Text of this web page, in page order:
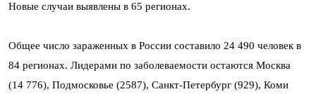
Новые случаи выявлены в 65 регионах.
Общее число зараженных в России составило 24 490 человек в
84 регионах. Лидерами по заболеваемости остаются Москва
(14 776), Подмосковье (2587), Санкт-Петербург (929), Коми